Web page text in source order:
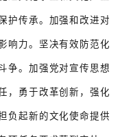
护传承。加强和改进对
响力。坚决有效防范化
争。加强党对宣传思想
，勇于改革创新，强化
负起新的文化使命提供